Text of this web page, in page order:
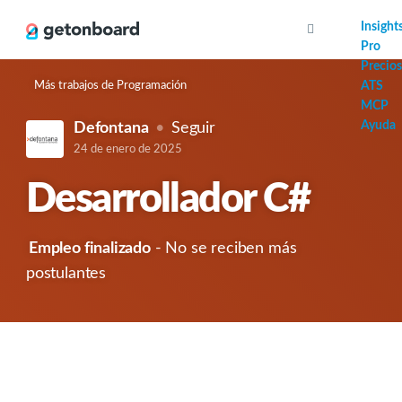
Pro
Precios
ATS
MCP
Ayuda
Más trabajos de Programación
Defontana Seguir
24 de enero de 2025
Desarrollador C#
Empleo finalizado- No se reciben más
postulantes